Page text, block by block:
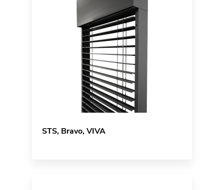
STS, Bravo, VIVA